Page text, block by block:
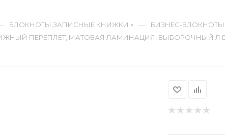
БЛОКНОТЫ,ЗАПИСНЫЕ КНИЖКИ — БИЗНЕС-БЛОКНОТЫ
ПЕРЕПЛЕТ, МАТОВАЯ ЛАМИНАЦИЯ, ВЫБОРОЧНЫЙ Л